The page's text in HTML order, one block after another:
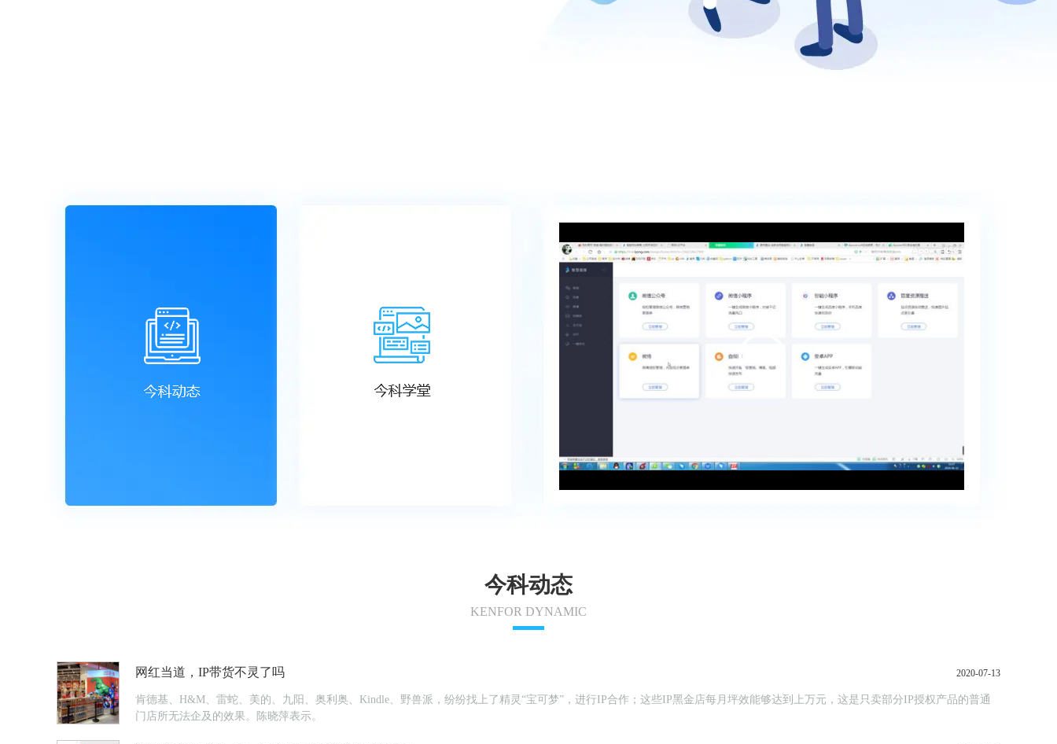
今科动态
KENFOR DYNAMIC
网红当道，IP带货不灵了吗 2020-07-13
肯德基、H&M、雷蛇、美的、九阳、奥利奥、Kindle、野兽派，纷纷找上了精灵“宝可梦”，进行IP合作；这些IP黑金店每月坪效能够达到上万元，这是只卖部分IP授权产品的普通
门店所无法企及的效果。陈晓萍表示。